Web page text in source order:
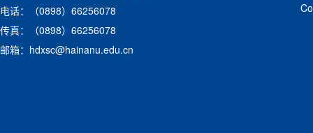
电话：（0898）66256078
传真：（0898）66256078
邮箱：hdxsc@hainanu.edu.cn